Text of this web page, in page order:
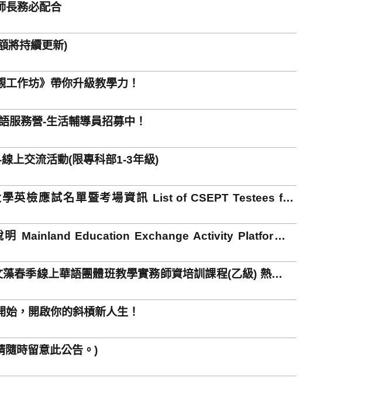
長務必配合
將持續更新)
作坊》帶你升級教學力！
服務營-生活輔導員招募中！
上交流活動(限專科部1-3年級)
英檢應試名單暨考場資訊 List of CSEPT Testees for
Mainland Education Exchange Activity Platform –
春季線上華語團體班教學實務師資培訓課程(乙級) 熱情招
，開啟你的斜槓新人生！
隨時留意此公告。)